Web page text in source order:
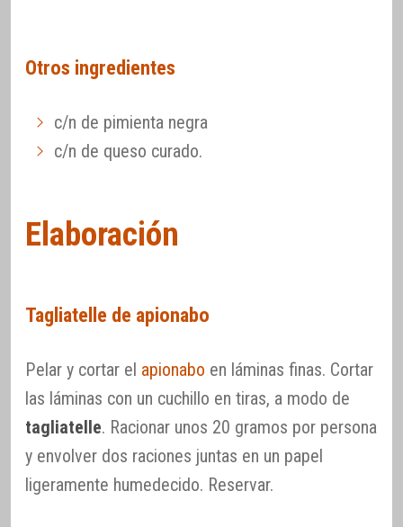
Otros ingredientes
c/n de pimienta negra
c/n de queso curado.
Elaboración
Tagliatelle de apionabo
Pelar y cortar el apionabo en láminas finas. Cortar
las láminas con un cuchillo en tiras, a modo de
tagliatelle. Racionar unos 20 gramos por persona
y envolver dos raciones juntas en un papel
ligeramente humedecido. Reservar.